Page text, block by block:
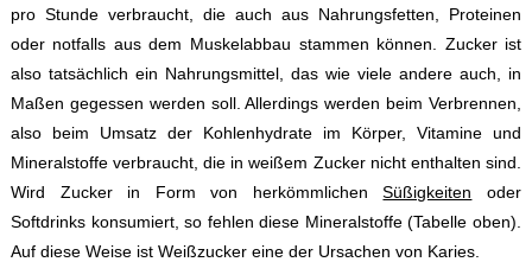
pro Stunde verbraucht, die auch aus Nahrungsfetten, Proteinen
oder notfalls aus dem Muskelabbau stammen können. Zucker ist
also tatsächlich ein Nahrungsmittel, das wie viele andere auch, in
Maßen gegessen werden soll. Allerdings werden beim Verbrennen,
also beim Umsatz der Kohlenhydrate im Körper, Vitamine und
Mineralstoffe verbraucht, die in weißem Zucker nicht enthalten sind.
Wird Zucker in Form von herkömmlichenSüßigkeiten oder
Softdrinks konsumiert, so fehlen diese Mineralstoffe (Tabelle oben).
Auf diese Weise ist Weißzucker eine der Ursachen von Karies.